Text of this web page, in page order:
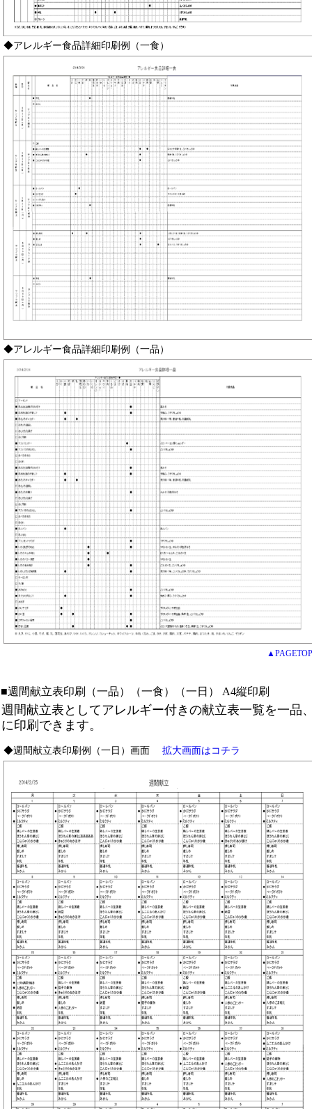
◆アレルギー食品詳細印刷例（一食）
◆アレルギー食品詳細印刷例（一品）
▲PAGETOP
■週間献立表印刷（一品）（一食）（一日） A4縦印刷
週間献立表としてアレルギー付きの献立表一覧を一品
に印刷できます。
◆週間献立表印刷例（一日）画面 拡大画面はコチラ